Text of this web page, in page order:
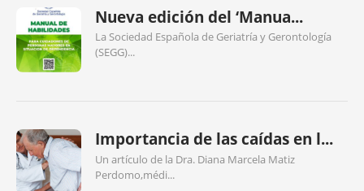
Nueva edición del ‘Manua...
La Sociedad Española de Geriatría y Gerontología
(SEGG)...
Importancia de las caídas en l...
Un artículo de la Dra. Diana Marcela Matiz
Perdomo,médi...